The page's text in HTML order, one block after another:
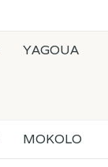
YAGOUA
MOKOLO